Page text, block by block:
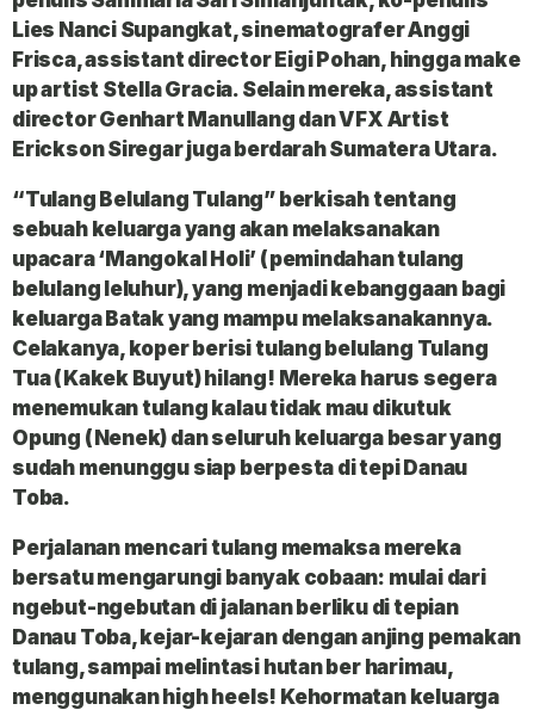
Lies Nanci Supangkat, sinematografer Anggi
Frisca, assistant director Eigi Pohan, hingga make
up artist Stella Gracia. Selain mereka, assistant
director Genhart Manullang dan VFX Artist
Erickson Siregar juga berdarah Sumatera Utara.
“Tulang Belulang Tulang” berkisah tentang
sebuah keluarga yang akan melaksanakan
upacara ‘Mangokal Holi’ (pemindahan tulang
belulang leluhur), yang menjadi kebanggaan bagi
keluarga Batak yang mampu melaksanakannya.
Celakanya, koper berisi tulang belulang Tulang
Tua (Kakek Buyut) hilang! Mereka harus segera
menemukan tulang kalau tidak mau dikutuk
Opung (Nenek) dan seluruh keluarga besar yang
sudah menunggu siap berpesta di tepi Danau
Toba.
Perjalanan mencari tulang memaksa mereka
bersatu mengarungi banyak cobaan: mulai dari
ngebut-ngebutan di jalanan berliku di tepian
Danau Toba, kejar-kejaran dengan anjing pemakan
tulang, sampai melintasi hutan ber harimau,
menggunakan high heels! Kehormatan keluarga